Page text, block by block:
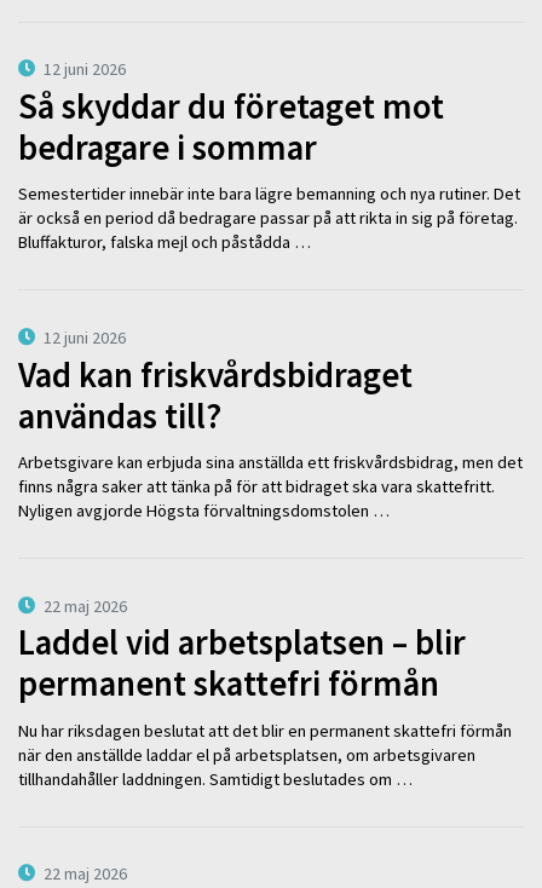
12 juni 2026
Så skyddar du företaget mot
bedragare i sommar
Semestertider innebär inte bara lägre bemanning och nya rutiner. Det
är också en period då bedragare passar på att rikta in sig på företag.
Bluffakturor, falska mejl och påstådda …
12 juni 2026
Vad kan friskvårdsbidraget
användas till?
Arbetsgivare kan erbjuda sina anställda ett friskvårdsbidrag, men det
finns några saker att tänka på för att bidraget ska vara skattefritt.
Nyligen avgjorde Högsta förvaltningsdomstolen …
22 maj 2026
Laddel vid arbetsplatsen – blir
permanent skattefri förmån
Nu har riksdagen beslutat att det blir en permanent skattefri förmån
när den anställde laddar el på arbetsplatsen, om arbetsgivaren
tillhandahåller laddningen. Samtidigt beslutades om …
22 maj 2026